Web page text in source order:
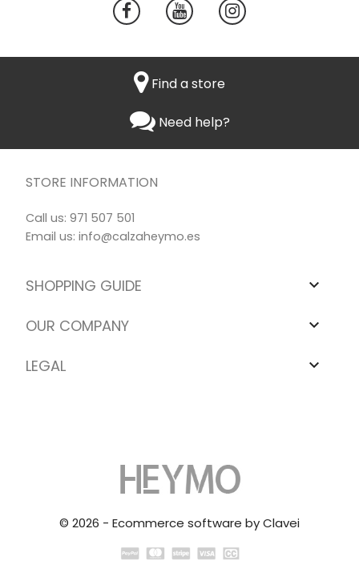
Find a store
Need help?
STORE INFORMATION
Call us: 971 507 501
Email us: info@calzaheymo.es
SHOPPING GUIDE 
OUR COMPANY 
LEGAL 
© 2026 - Ecommerce software by Clavei